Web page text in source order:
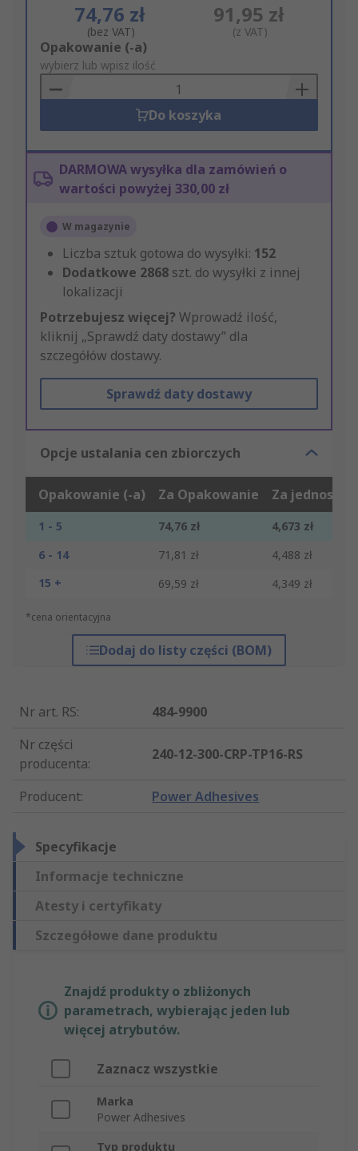
74,76 zł
(bez VAT)
91,95 zł
(z VAT)
Add
to
Basket
Opakowanie (-a)
wybierz lub wpisz ilość
Do koszyka
DARMOWA wysyłka dla zamówień o
wartości powyżej 330,00 zł
W magazynie
Liczba sztuk gotowa do wysyłki: 152
Dodatkowe 2868 szt. do wysyłki z innej
lokalizacji
Potrzebujesz więcej? Wprowadź ilość,
kliknij „Sprawdź daty dostawy” dla
szczegółów dostawy.
Sprawdź daty dostawy
Opcje ustalania cen zbiorczych
Opakowanie (-a) Za Opakowanie Za
1 - 5 74,76 zł
4,673 zł
6 - 14
71,81 zł
4,488 zł
15 +
69,59 zł 4,349 zł
*cena orientacyjna
Dodaj do listy części (BOM)
Nr art. RS:
484-9900
Nr części
producenta:
240-12-300-CRP-TP16-RS
Producent: Power Adhesives
Specyfikacje
Informacje techniczne
Atesty i certyfikaty
Szczegółowe dane produktu
Znajdź produkty o zbliżonych
parametrach, wybierając jeden lub
więcej atrybutów.
Zaznacz wszystkie
Marka
Power Adhesives
Typ produktu